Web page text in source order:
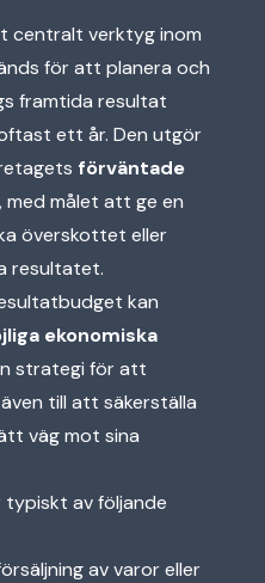
centralt verktyg inom
för att planera och
framtida resultat
ett år. Den utgör
förväntade
, med målet att ge en
överskottet eller
resultatet.
kan
ekonomiska
strategi för att
till att säkerställa
väg mot sina
av följande
av varor eller